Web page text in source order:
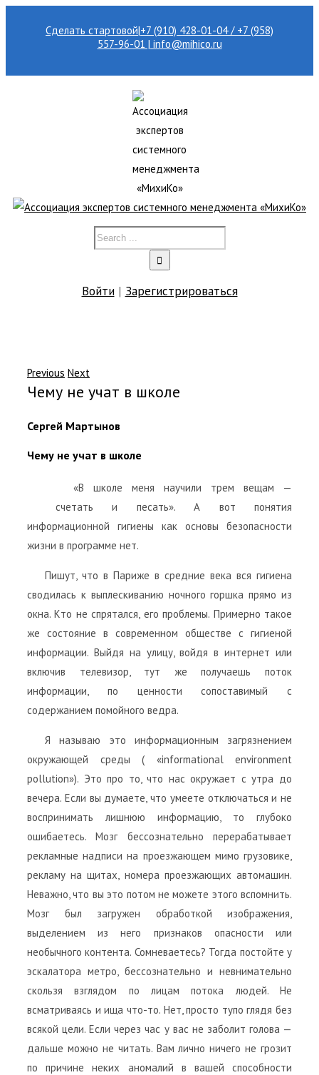
Сделать стартовой|+7 (910) 428-01-04 / +7 (958)
557-96-01 | info@mihico.ru
Войти| Зарегистрироваться
Previous Next
Чему не учат в школе
Сергей Мартынов
Чему не учат в школе
«В школе меня научили трем вещам —
счетать и песать». А вот понятия
информационной гигиены как основы безопасности
жизни в программе нет.
Пишут, что в Париже в средние века вся гигиена
сводилась к выплескиванию ночного горшка прямо из
окна. Кто не спрятался, его проблемы. Примерно такое
же состояние в современном обществе с гигиеной
информации. Выйдя на улицу, войдя в интернет или
включив телевизор, тут же получаешь поток
информации, по ценности сопоставимый с
содержанием помойного ведра.
Я называю это информационным загрязнением
окружающей среды ( «informational environment
pollution»). Это про то, что нас окружает с утра до
вечера. Если вы думаете, что умеете отключаться и не
воспринимать лишнюю информацию, то глубоко
ошибаетесь. Мозг бессознательно перерабатывает
рекламные надписи на проезжающем мимо грузовике,
рекламу на щитах, номера проезжающих автомашин.
Неважно, что вы это потом не можете этого вспомнить.
Мозг был загружен обработкой изображения,
выделением из него признаков опасности или
необычного контента. Сомневаетесь? Тогда постойте у
эскалатора метро, бессознательно и невнимательно
скользя взглядом по лицам потока людей. Не
всматриваясь и ища что-то. Нет, просто тупо глядя без
всякой цели. Если через час у вас не заболит голова —
дальше можно не читать. Вам лично ничего не грозит
по причине неких аномалий в вашей способности